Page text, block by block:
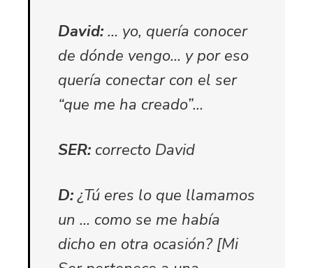
David: … yo, quería conocer
de dónde vengo… y por eso
quería conectar con el ser
“que me ha creado”…
SER: correcto David
D:¿Tú eres lo que llamamos
un … como se me había
dicho en otra ocasión? [Mi